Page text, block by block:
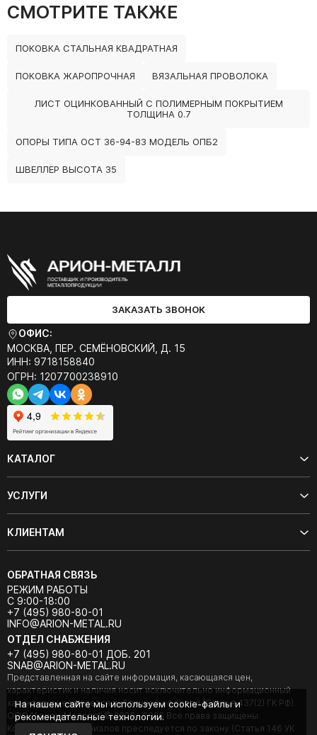
СМОТРИТЕ ТАКЖЕ
ПОКОВКА СТАЛЬНАЯ КВАДРАТНАЯ
ПОКОВКА ЖАРОПРОЧНАЯ ВЯЗАЛЬНАЯ ПРОВОЛОКА
ЛИСТ ОЦИНКОВАННЫЙ С ПОЛИМЕРНЫМ ПОКРЫТИЕМ
ТОЛЩИНА 0.7
ОПОРЫ ТИПА ОСТ 36-94-83 МОДЕЛЬ ОПБ2
ШВЕЛЛЕР ВЫСОТА 35
ЗАКАЗАТЬ ЗВОНОК
ОФИС:
МОСКВА, ПЕР. СЕМЁНОВСКИЙ, Д. 15
ИНН: 9718158840
ОГРН: 1207700238910
КАТАЛОГ
УСЛУГИ
КЛИЕНТАМ
ОБРАТНАЯ СВЯЗЬ
РЕЖИМ РАБОТЫ
С 9:00-18:00
+7 (495) 980-80-01
INFO@ARION-METAL.RU
ОТДЕЛ СНАБЖЕНИЯ
+7 (495) 980-80-01 ДОБ. 201
SNAB@ARION-METAL.RU
Представленная на сайте информация, касающаяся цен,
характеристик и наличия носит исключительно информационный
характер и не является публичной офертой (Статья 437(2) ГК РФ).
ООО "Арион-Металл" © 2020 - 2026 Все права защищены.
Копирование материалов преследуется по закону (Статья 146 УК
На нашем сайте мы используем cookie-файлы и
рекомендательные технологии.